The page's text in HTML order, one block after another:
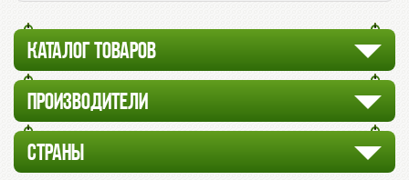
КАТАЛОГ ТОВАРОВ
ПРОИЗВОДИТЕЛИ
СТРАНЫ